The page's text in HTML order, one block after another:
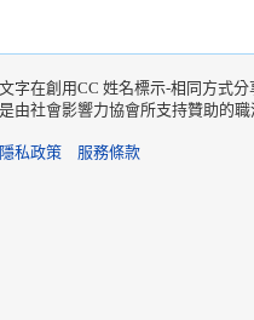
字在創用CC 姓名標示-相同方式
由社會影響力協會所支持贊助的
隱私政策 服務條款